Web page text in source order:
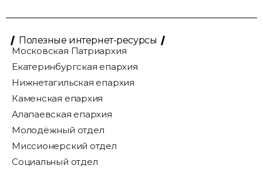
Полезные интернет-ресурсы
Московская Патриархия
Екатеринбургская епархия
Нижнетагильская епархия
Каменская епархия
Алапаевская епархия
Молодёжный отдел
Миссионерский отдел
Социальный отдел